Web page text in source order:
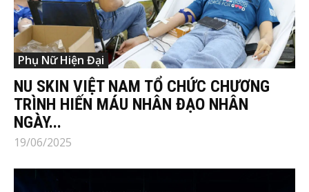
Phụ Nữ Hiện Đại
NU SKIN VIỆT NAM TỔ CHỨC CHƯƠNG
TRÌNH HIẾN MÁU NHÂN ĐẠO NHÂN
NGÀY...
19/06/2025